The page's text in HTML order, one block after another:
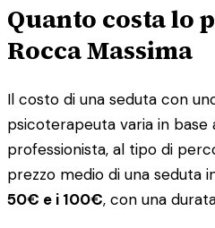
Quanto costa lo
Rocca Massima
Il costo di una seduta con
psicoterapeuta varia in base
professionista, al tipo di
prezzo medio di una seduta
50€ e i 100€, con una